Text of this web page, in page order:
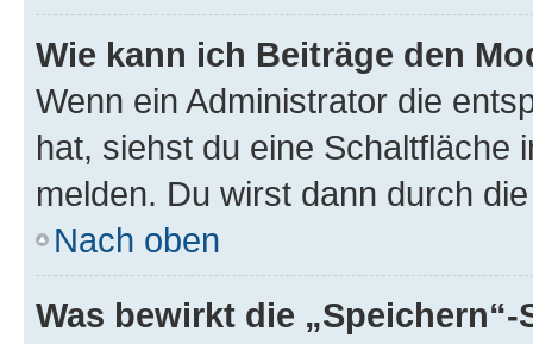
Wie kann ich Beiträge den
Wenn ein Administrator die
hat, siehst du eine Schaltfläche
melden. Du wirst dann durch
Nach oben
Was bewirkt die